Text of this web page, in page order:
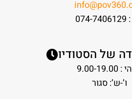
של הסטודיו
19.00
ו’-ש’: סגור